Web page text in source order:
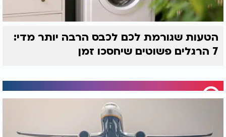
הטעות שגורמת לכם לכבס הרבה יותר מדי:
7 הרגלים פשוטים שיחסכו זמן